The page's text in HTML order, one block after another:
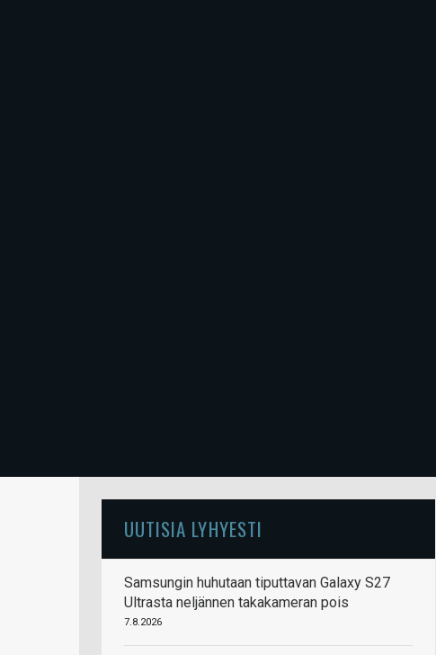
UUTISIA LYHYESTI
Samsungin huhutaan tiputtavan Galaxy S27
Ultrasta neljännen takakameran pois
7.8.2026